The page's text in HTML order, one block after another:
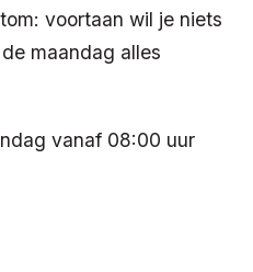
voortaan wil je niets
maandag alles
vanaf 08:00 uur